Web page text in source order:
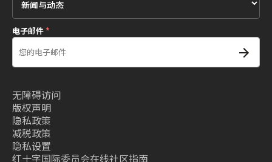
电子邮件*
无障碍访问
版权声明
隐私政策
减税政策
隐私设置
红十字国际委员会在线社区指南